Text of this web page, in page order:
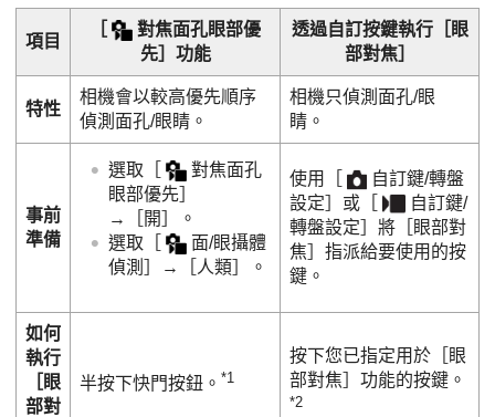
項目
對焦面孔眼部優
先］ 功能
透過自訂按鍵執行［眼
部對焦］
特性
相機會以較高優先順序
偵測面孔/眼睛。
相機只偵測面孔/眼
睛。
事前
準備
選取
對焦面孔
眼部優先］
→
［開］
。
選取
面/眼攝體
偵測］
→ ［人類］ 。
使用
自訂鍵/轉盤
設定］ 或
自訂鍵/
轉盤設定］ 將 ［眼部對
焦］ 指派給要使用的按
鍵。
如何
執行
［眼
部對
半按下快門按鈕。 *1
按下您已指定用於 ［眼
部對焦］ 功能的按鍵。
*2